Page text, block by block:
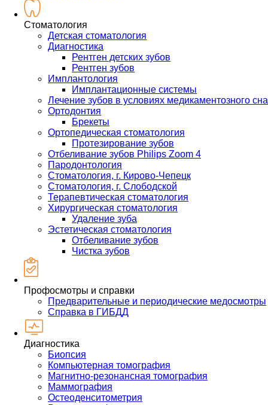
Стоматология
Детская стоматология
Диагностика
Рентген детских зубов
Рентген зубов
Имплантология
Имплантационные системы
Лечение зубов в условиях медикаментозного сна
Ортодонтия
Брекеты
Ортопедическая стоматология
Протезирование зубов
Отбеливание зубов Philips Zoom 4
Пародонтология
Стоматология, г. Кирово-Чепецк
Стоматология, г. Слободской
Терапевтическая стоматология
Хирургическая стоматология
Удаление зуба
Эстетическая стоматология
Отбеливание зубов
Чистка зубов
Профосмотры и справки
Предварительные и периодические медосмотры
Справка в ГИБДД
Диагностика
Биопсия
Компьютерная томография
Магнитно-резонансная томография
Маммография
Остеоденситометрия